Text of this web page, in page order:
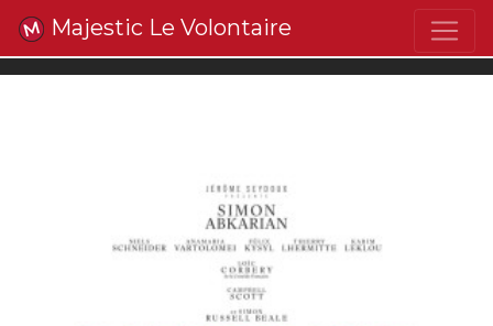
Majestic Le Volontaire